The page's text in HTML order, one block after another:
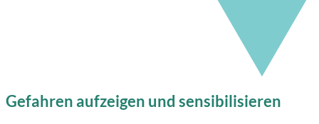
Gefahren aufzeigen und sensibilisieren